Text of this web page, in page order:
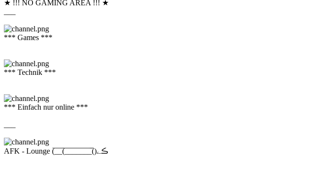
★ !!! NO GAMING AREA !!! ★
*** Games ***
*** Technik ***
*** Einfach nur online ***
AFK - Lounge (̅_̅_̅(̅_̅_̅_̅_̅_̅_̅_̅̅()ڪے